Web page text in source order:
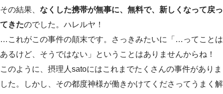
その結果、 なくした携帯が無事に、無料で、新しくなって戻っ
てきたのでした。ハレルヤ！
…これがこの事件の顛末です。さっきみたいに「…ってことは
あるけど、そうではない」ということはありませんからね！
このように、摂理人satoにはこれまでたくさんの事件がありま
した。しかし、その都度神様が働きかけてくださってうまく解